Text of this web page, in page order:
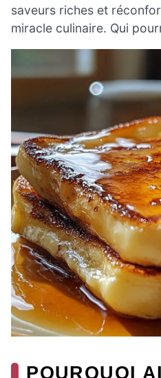
saveurs riches et
miracle culinaire. Qui
POURQUOI